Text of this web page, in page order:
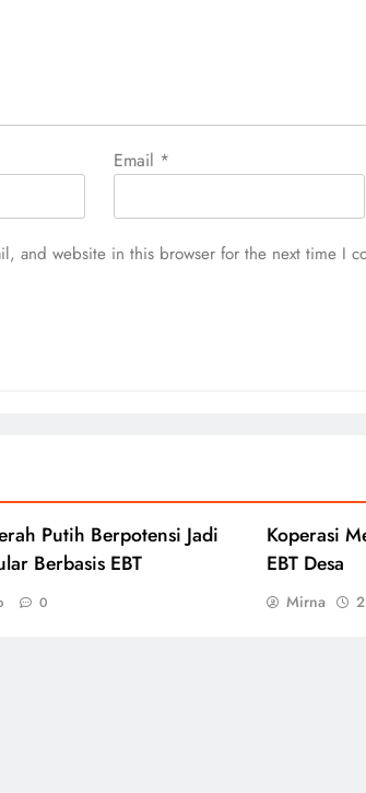
Email *
and website in this browser for the next time I
Putih Berpotensi Jadi
Berbasis EBT
0
Koperasi
EBT Desa
Mirna